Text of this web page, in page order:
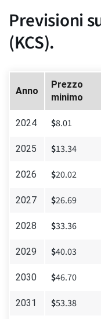
Previsioni
(KCS).
Anno
Prezzo
minimo
2024 $8.01
2025 $13.34
2026 $20.02
2027 $26.69
2028 $33.36
2029 $40.03
2030 $46.70
2031 $53.38